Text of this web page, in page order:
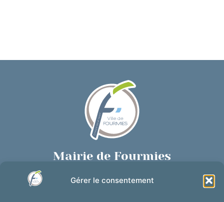
Gérer le consentement
Mairie de Fourmies
03 27 59 69 79